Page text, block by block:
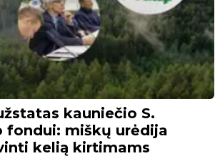
kauniečio S.
fondui: miškų urėdija
kelią kirtimams